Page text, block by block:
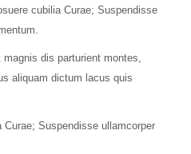
cubilia Curae; Suspendisse
dis parturient montes,
aliquam dictum lacus quis
Suspendisse ullamcorper